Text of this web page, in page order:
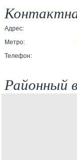
Адрес:
Метро:
Телефон:
Районный